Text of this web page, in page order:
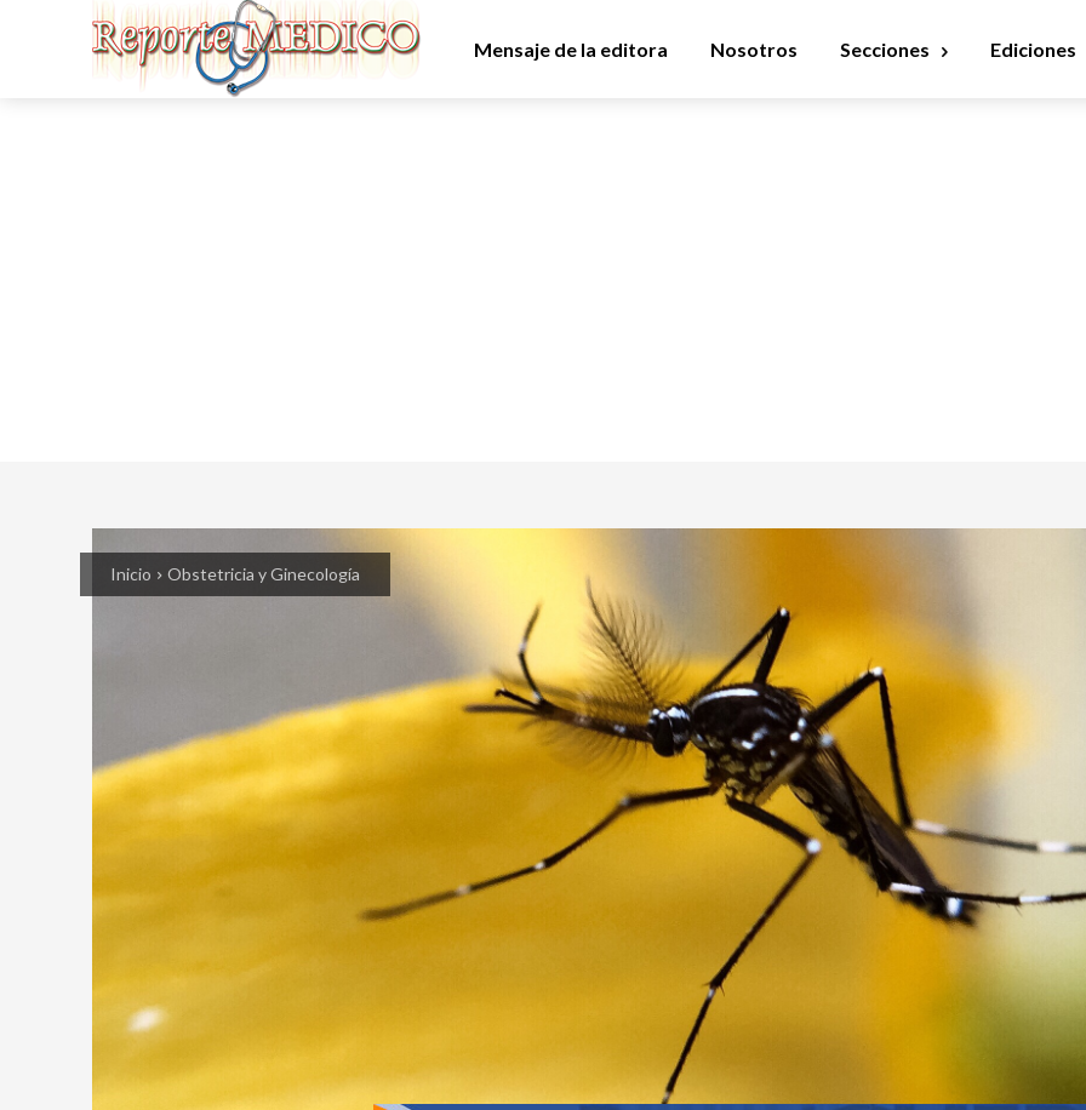
Mensaje de la editora Nosotros Secciones Ediciones
Inicio Obstetricia y Ginecología